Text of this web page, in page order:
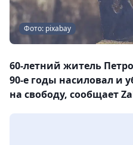
Фото: pixabay
60-летний житель
90-е годы насиловал
на свободу, сообщает